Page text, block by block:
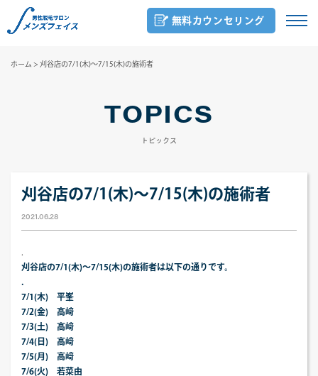
無料カウンセリング
ホーム > 刈谷店の7/1(木)～7/15(木)の施術者
TOPICS
トピックス
刈谷店の7/1(木)～7/15(木)の施術者
2021.06.28
刈谷店の7/1(木)～7/15(木)の施術者は以下の通りです。
.
7/1(木) 平峯
7/2(金) 高﨑
7/3(土) 高﨑
7/4(日) 高﨑
7/5(月) 高﨑
7/6(火) 若菜由